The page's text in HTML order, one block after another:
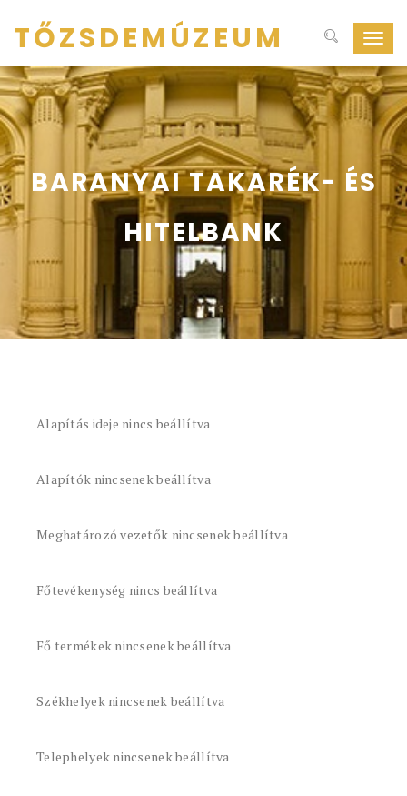
ki-
be
TŐZSDEMÚZEUM
BARANYAI TAKARÉK- ÉS
HITELBANK
Alapítás ideje nincs beállítva
Alapítók nincsenek beállítva
Meghatározó vezetők nincsenek beállítva
Főtevékenység nincs beállítva
Fő termékek nincsenek beállítva
Székhelyek nincsenek beállítva
Telephelyek nincsenek beállítva